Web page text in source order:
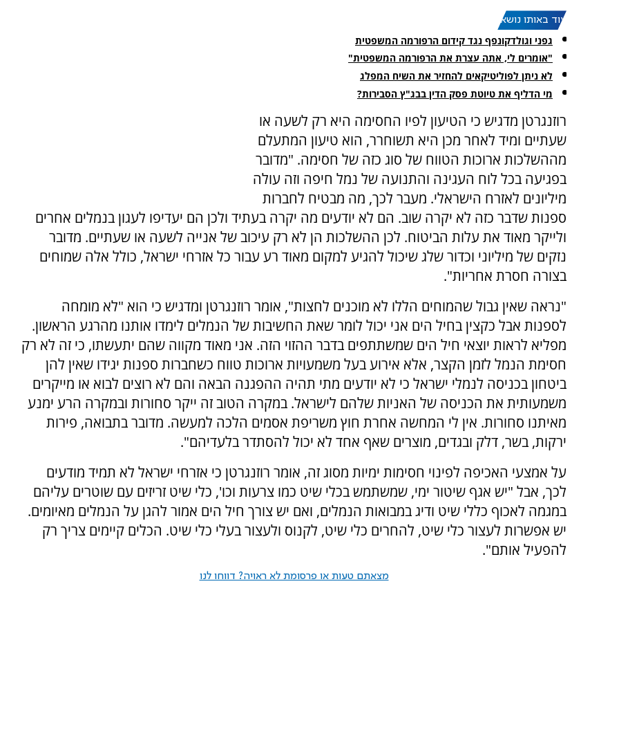
עוד באותו נושא:
גפני וגולדקונפף נגד קידום הרפורמה המשפטית
"אומרים לי, אתה עצרת את הרפורמה המשפטית"
לא ניתן לפוליטיקאים להחזיר את השיח המפלג
מי הדליף את טיוטת פסק הדין בבג"ץ הסבירות?
רוזנגרטן מדגיש כי הטיעון לפיו החסימה היא רק לשעה או
שעתיים ומיד לאחר מכן היא תשוחרר, הוא טיעון המתעלם
מההשלכות ארוכות הטווח של סוג כזה של חסימה. "מדובר
בפגיעה בכל לוח העגינה והתנועה של נמל חיפה וזה עולה
מיליונים לאזרח הישראלי. מעבר לכך, מה מבטיח לחברות
ספנות שדבר כזה לא יקרה שוב. הם לא יודעים מה יקרה בעתיד ולכן הם יעדיפו לעגון בנמלים אחרים
ולייקר מאוד את עלות הביטוח. לכן ההשלכות הן לא רק עיכוב של אנייה לשעה או שעתיים. מדובר
נזקים של מיליוני וכדור שלג שיכול להגיע למקום מאוד רע עבור כל אזרחי ישראל, כולל אלה שמוחים
בצורה חסרת אחריות".
"נראה שאין גבול שהמוחים הללו לא מוכנים לחצות", אומר רוזנגרטן ומדגיש כי הוא "לא מומחה
לספנות אבל כקצין בחיל הים אני יכול לומר שאת החשיבות של הנמלים לימדו אותנו מהרגע הראשון.
מפליא לראות יוצאי חיל הים שמשתתפים בדבר ההזוי הזה. אני מאוד מקווה שהם יתעשתו, כי זה לא רק
חסימת הנמל לזמן הקצר, אלא אירוע בעל משמעויות ארוכות טווח כשחברות ספנות יגידו שאין להן
ביטחון בכניסה לנמלי ישראל כי לא יודעים מתי תהיה ההפגנה הבאה והם לא רוצים לבוא או מייקרים
משמעותית את הכניסה של האניות שלהם לישראל. במקרה הטוב זה ייקר סחורות ובמקרה הרע ימנע
מאיתנו סחורות. אין לי המחשה אחרת חוץ משריפת אסמים הלכה למעשה. מדובר בתבואה, פירות
ירקות, בשר, דלק ובגדים, מוצרים שאף אחד לא יכול להסתדר בלעדיהם".
על אמצעי האכיפה לפינוי חסימות ימיות מסוג זה, אומר רוזנגרטן כי אזרחי ישראל לא תמיד מודעים
לכך, אבל "יש אגף שיטור ימי, שמשתמש בכלי שיט כמו צרעות וכו', כלי שיט זריזים עם שוטרים עליהם
במגמה לאכוף כללי שיט ודיג במבואות הנמלים, ואם יש צורך חיל הים אמור להגן על הנמלים מאיומים.
יש אפשרות לעצור כלי שיט, להחרים כלי שיט, לקנוס ולעצור בעלי כלי שיט. הכלים קיימים צריך רק
להפעיל אותם".
מצאתם טעות או פרסומת לא ראויה? דווחו לנו